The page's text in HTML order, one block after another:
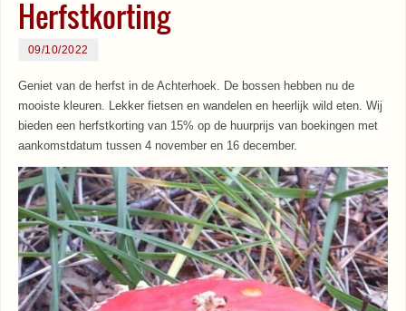
Herfstkorting
09/10/2022
Geniet van de herfst in de Achterhoek. De bossen hebben nu de
mooiste kleuren. Lekker fietsen en wandelen en heerlijk wild eten. Wij
bieden een herfstkorting van 15% op de huurprijs van boekingen met
aankomstdatum tussen 4 november en 16 december.